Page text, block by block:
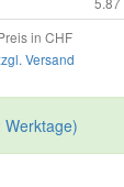
in CHF
Versand